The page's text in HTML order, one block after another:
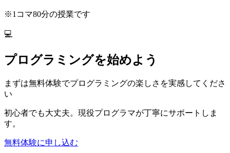
※1コマ80分の授業です
💻
プログラミングを始めよう
まずは無料体験でプログラミングの楽しさを実感してくださ
い
初心者でも大丈夫。現役プログラマが丁寧にサポートしま
す。
無料体験に申し込む